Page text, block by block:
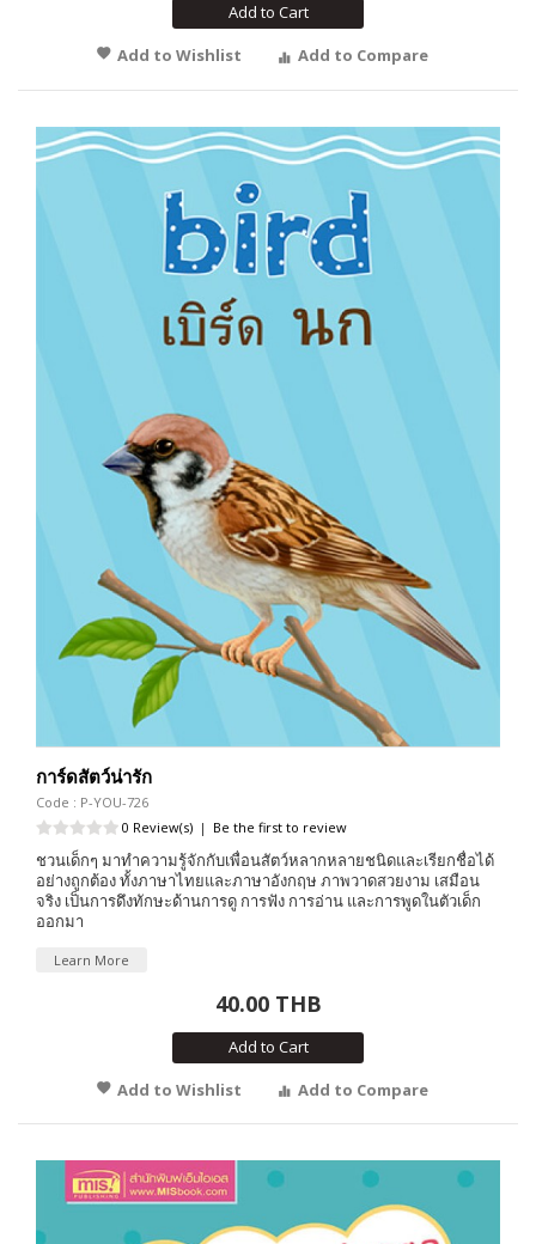
Add to Cart
Add to Wishlist
Add to Compare
การ์ดสัตว์น่ารัก
Code : P-YOU-726
0 Review(s) | Be the first to review
ชวนเด็กๆ มาทำความรู้จักกับเพื่อนสัตว์หลากหลายชนิดและเรียกชื่อได้
อย่างถูกต้อง ทั้งภาษาไทยและภาษาอังกฤษ ภาพวาดสวยงาม เสมือน
จริง เป็นการดึงทักษะด้านการดู การฟัง การอ่าน และการพูดในตัวเด็ก
ออกมา
Learn More
40.00 THB
Add to Cart
Add to Wishlist
Add to Compare